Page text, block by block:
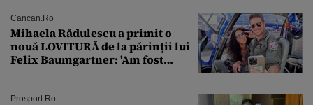
Cancan.ro
Mihaela Rădulescu a primit o
nouă LOVITURĂ de la părinții lui
Felix Baumgartner: 'Am fost
Prosport.ro